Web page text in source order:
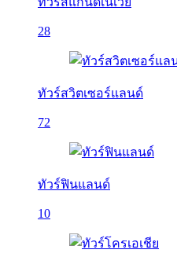
28
ทัวร์สวิตเซอร์แลนด์
72
ทัวร์ฟินแลนด์
10